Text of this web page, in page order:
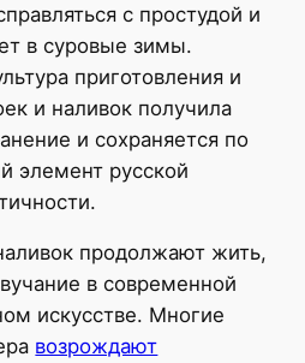
с простудой и
в суровые зимы.
приготовления и
и наливок получила
и сохраняется по
элемент русской
продолжают жить,
в современной
искусстве. Многие
возрождают